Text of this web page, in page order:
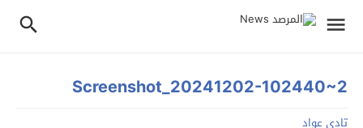
Screenshot_20241202-102440~2
تادي عواد